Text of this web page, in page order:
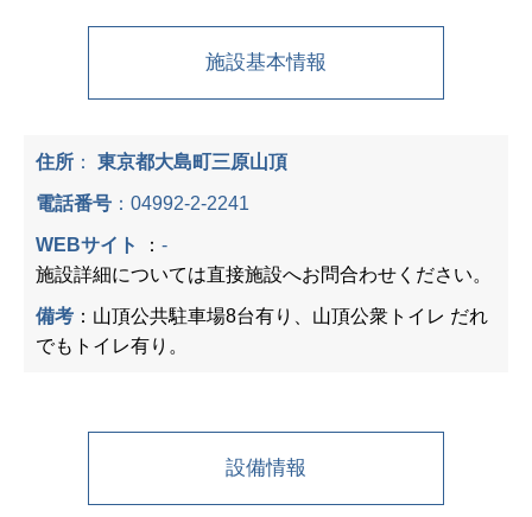
施設基本情報
住所 ： 東京都大島町三原山頂
電話番号 ： 04992-2-2241
WEBサイト ： -
施設詳細については直接施設へお問合わせください。
備考 ：山頂公共駐車場8台有り、山頂公衆トイレ だれ
でもトイレ有り。
設備情報